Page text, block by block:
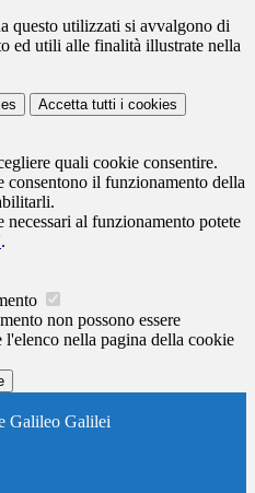
questo utilizzati si avvalgono di
ed utili alle finalità illustrate nella
Accetta tutti i cookies
quali cookie consentire.
consentono il funzionamento della
al funzionamento potete
.
non possono essere
nella pagina della cookie
Galileo Galilei